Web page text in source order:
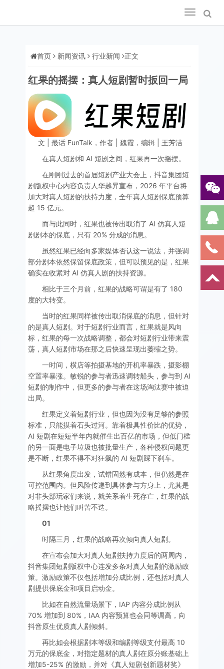
Toggle
navigation
首页 新闻资讯 行业新闻 正文
红果的摇摆：真人短剧暂时扳回一局
文 | 最话 FunTalk，作者 | 魏霞，编辑 | 王芳洁
在真人短剧和 AI 短剧之间，红果再一次摇摆。
在刚刚过去的首届短剧产业大会上，抖音集团短
剧版权中心内容负责人华越昇宣布，2026 年平台将
加大对真人短剧的扶持力度，全年真人短剧保底预算
超 15 亿元。
而与此同时，红果也被传出取消了 AI 仿真人短
剧剧本的保底，只有 20% 分成的消息。
虽然红果已经向多家媒体否认这一说法，并强调
部分剧本依然保留保底政策，但可以预见的是，红果
确实在收紧对 AI 仿真人剧的扶持资源。
相比于三个月前，红果的战略可谓是有了 180
度的大转变。
当时的红果同样被传出取消保底的消息，但针对
的是真人短剧。对于短剧行业而言，红果就是风向
标，红果的每一次战略调整，都会对短剧行业带来震
荡，真人短剧市场在那之后快速呈现出萎缩之势。
一时间，横店等拍摄基地的开机率暴跌，摄影棚
空置率暴涨。敏锐的参与者迅速调转船头，参与到 AI
短剧的制作中，但更多的参与者在这场淘汰赛中被迫
出局。
红果定义着短剧行业，但也因为没有足够的参照
标准，只能摸着石头过河。靠着极具性价比的优势，
AI 短剧在短短半年内就催生出百亿的市场，但低门槛
的另一面是电子垃圾也被批量生产，各种侵权问题更
是不断，红果不得不对狂飙的 AI 短剧踩下刹车。
从红果角度出发，试错固然有成本，但仍然是在
可控范围内。但风险传递到具体参与方身上，尤其是
对非头部玩家们来说，就关系着生死存亡，红果的战
略摇摆也让他们叫苦不迭。
01
时隔三月，红果的战略再次倾向真人短剧。
在宣布会加大对真人短剧扶持力度后的两周内，
抖音集团短剧版权中心连发多条对真人短剧的激励政
策。激励政策不仅包括增加分成比例，还包括对真人
剧提供保底金和项目启动金。
比如在自然流量场景下，IAP 内容分成比例从
70% 增加到 80%，IAA 内容预算也会同等调高，向
抖音原生优质真人剧倾斜。
再比如会根据剧本等级和编剧等级支付最高 10
万元的保底金，对指定题材的真人剧在原分账基础上
增加5-25% 的激励，并对《真人短剧创新题材奖》